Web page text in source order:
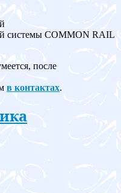
системы COMMON RAIL
после
в контактах.